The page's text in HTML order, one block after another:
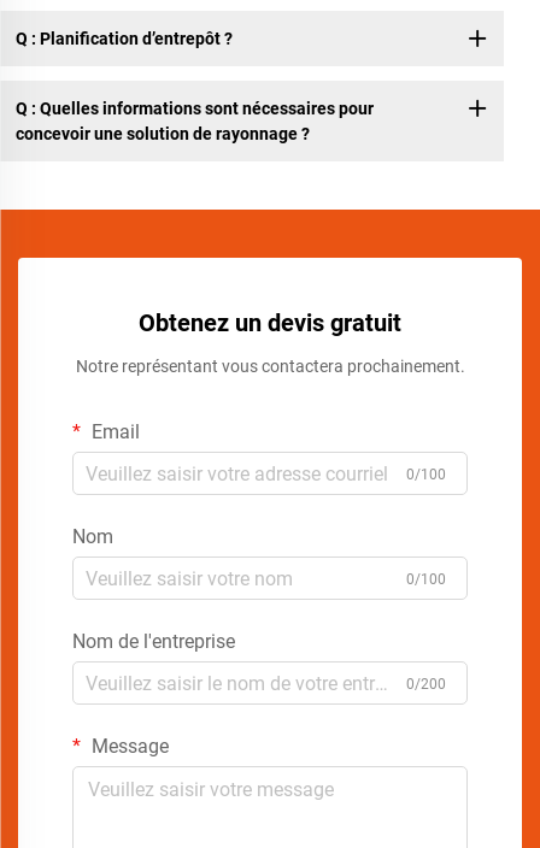
Q : Planification d’entrepôt ?
Q : Quelles informations sont nécessaires pour
concevoir une solution de rayonnage ?
Obtenez un devis gratuit
Notre représentant vous contactera prochainement.
Email
0/100
Nom
0/100
Nom de l'entreprise
0/200
Message